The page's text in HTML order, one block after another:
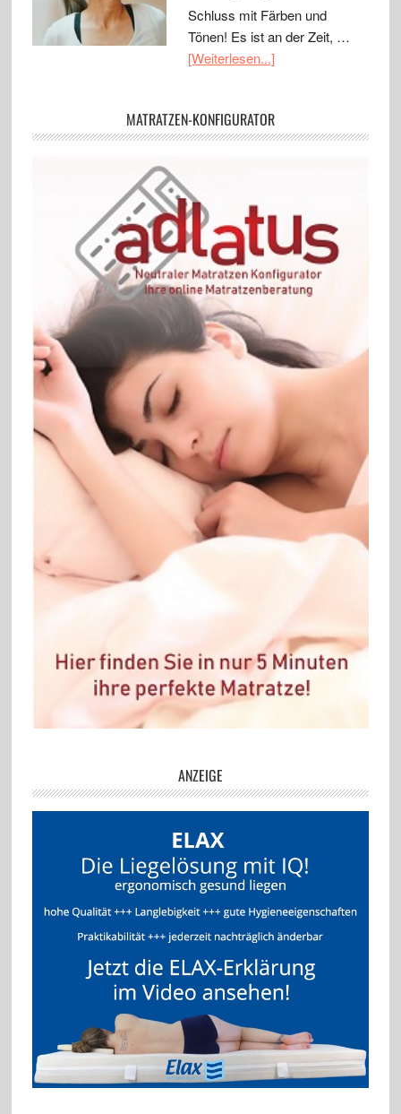
Schluss mit Färben und
Tönen! Es ist an der Zeit, …
[Weiterlesen...]
MATRATZEN-KONFIGURATOR
ANZEIGE